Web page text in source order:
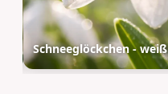
Schneeglöckchen - weiß